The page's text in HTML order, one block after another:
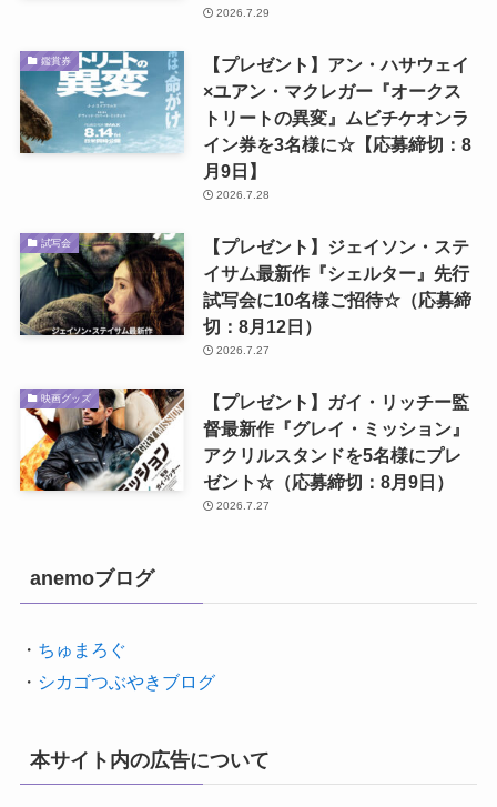
2026.7.29
鑑賞券
【プレゼント】アン・ハサウェイ
×ユアン・マクレガー『オークス
トリートの異変』ムビチケオンラ
イン券を3名様に☆【応募締切：8
月9日】
2026.7.28
試写会
【プレゼント】ジェイソン・ステ
イサム最新作『シェルター』先行
試写会に10名様ご招待☆（応募締
切：8月12日）
2026.7.27
映画グッズ
【プレゼント】ガイ・リッチー監
督最新作『グレイ・ミッション』
アクリルスタンドを5名様にプレ
ゼント☆（応募締切：8月9日）
2026.7.27
anemoブログ
・ ちゅまろぐ
・ シカゴつぶやきブログ
本サイト内の広告について